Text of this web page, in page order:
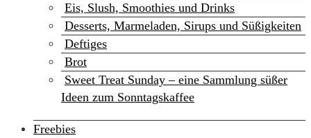
Eis, Slush, Smoothies und Drinks
Desserts, Marmeladen, Sirups und Süßigkeiten
Deftiges
Brot
Sweet Treat Sunday – eine Sammlung süßer
Ideen zum Sonntagskaffee
Freebies